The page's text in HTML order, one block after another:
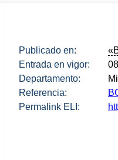
Publicado en:
Entrada en vigor:
Departamento:
Referencia:
Permalink ELI: